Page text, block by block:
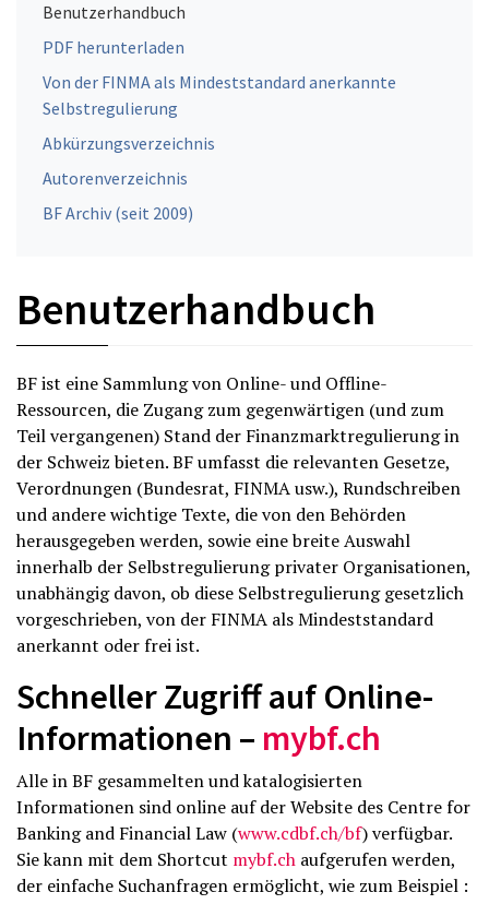
Benutzerhandbuch
BF ist eine Sammlung von Online- und Offline-
Ressourcen, die Zugang zum gegenwärtigen (und zum
Teil vergangenen) Stand der Finanzmarktregulierung in
der Schweiz bieten. BF umfasst die relevanten Gesetze,
Verordnungen (Bundesrat, FINMA usw.), Rundschreiben
und andere wichtige Texte, die von den Behörden
herausgegeben werden, sowie eine breite Auswahl
innerhalb der Selbstregulierung privater Organisationen,
unabhängig davon, ob diese Selbstregulierung gesetzlich
vorgeschrieben, von der FINMA als Mindeststandard
anerkannt oder frei ist.
Schneller Zugriff auf Online-
Informationen – mybf.ch
Alle in BF gesammelten und katalogisierten
Informationen sind online auf der Website des Centre for
Banking and Financial Law (www.cdbf.ch/bf) verfügbar.
Sie kann mit dem Shortcut mybf.ch aufgerufen werden,
der einfache Suchanfragen ermöglicht, wie zum Beispiel :
Benutzerhandbuch
PDF herunterladen
Von der FINMA als Mindeststandard anerkannte
Selbstregulierung
Abkürzungsverzeichnis
Autorenverzeichnis
BF Archiv (seit 2009)